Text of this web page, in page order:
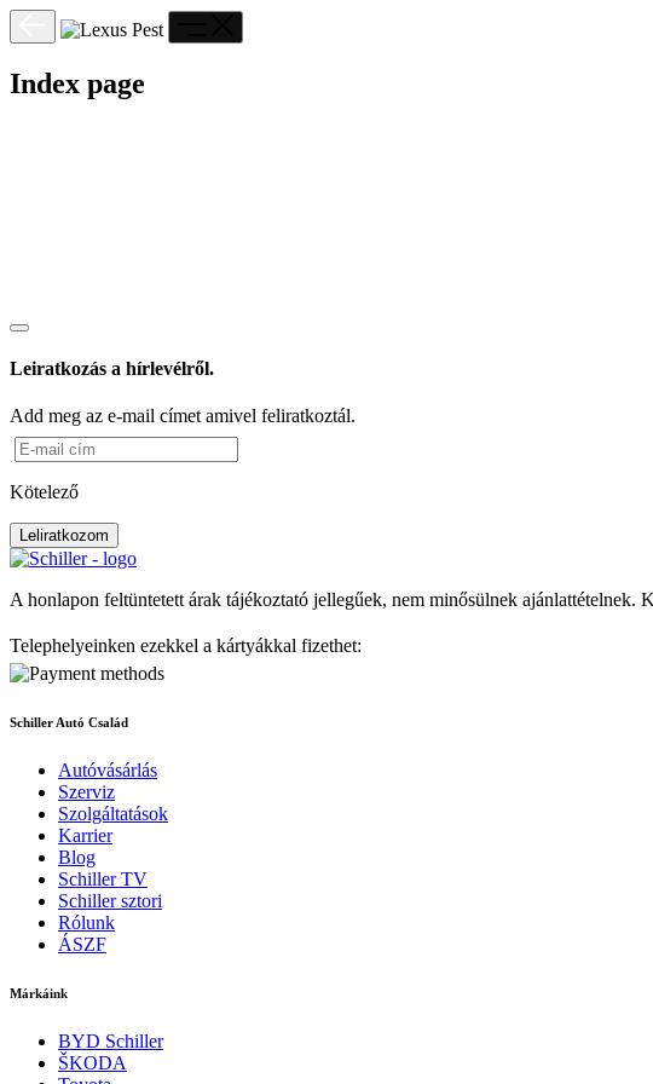
Index page
Leiratkozás a hírlevélről.
Add meg az e-mail címet amivel feliratkoztál.
Kötelező
Leliratkozom
A honlapon feltüntetett árak tájékoztató jellegűek, nem minősülnek ajánlattételnek.
Telephelyeinken ezekkel a kártyákkal fizethet:
Schiller Autó Család
Autóvásárlás
Szerviz
Szolgáltatások
Karrier
Blog
Schiller TV
Schiller sztori
Rólunk
ÁSZF
Márkáink
BYD Schiller
ŠKODA